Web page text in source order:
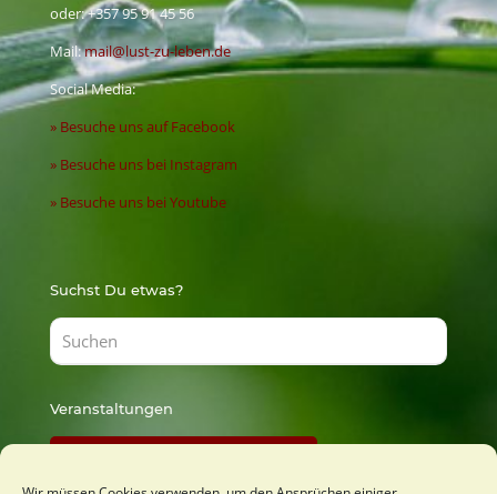
oder:+357 95 91 45 56
Mail:mail@lust-zu-leben.de
Social Media:
» Besuche uns auf Facebook
» Besuche uns bei Instagram
» Besuche uns bei Youtube
Suchst Du etwas?
Veranstaltungen